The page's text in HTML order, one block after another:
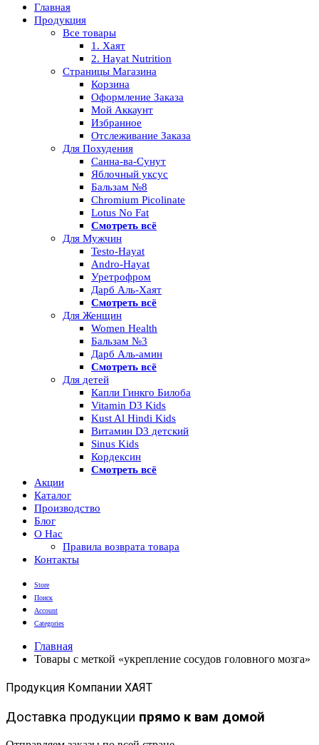
Главная
Продукция
Все товары
1. Хаят
2. Hayat Nutrition
Страницы Магазина
Корзина
Оформление Заказа
Мой Аккаунт
Избранное
Отслеживание Заказа
Для Похудения
Санна-ва-Сунут
Яблочный уксус
Бальзам №8
Chromium Picolinate
Lotus No Fat
Смотреть всё
Для Мужчин
Testo-Hayat
Andro-Hayat
Уретрофром
Дарб Аль-Хаят
Смотреть всё
Для Женщин
Women Health
Бальзам №3
Дарб Аль-амин
Смотреть всё
Для детей
Капли Гинкго Билоба
Vitamin D3 Kids
Kust Al Hindi Kids
Витамин D3 детский
Sinus Kids
Кордексин
Смотреть всё
Акции
Каталог
Производство
Блог
О Нас
Правила возврата товара
Контакты
Store
Поиск
Account
Categories
Главная
Товары с меткой «укрепление сосудов головного мозга»
Продукция Компании ХАЯТ
Доставка продукции прямо к вам домой